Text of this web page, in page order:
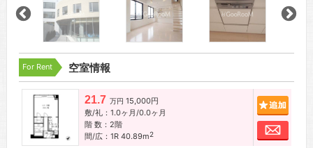
For Rent 空室情報
21.7 万円 15,000円
敷/礼：1.0ヶ月/0.0ヶ月
階 数：2階
間/広：1R 40.89m2
お問